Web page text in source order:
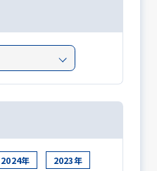
2024年 2023年